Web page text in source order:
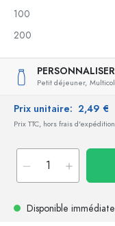
100
200
Petit déjeuner,
Prix unitaire: 2,49 €
Prix TTC, hors frais d'expédition
Disponible